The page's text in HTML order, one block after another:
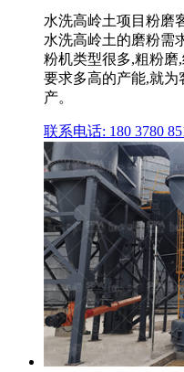
水洗高岭土项目粉磨
水洗高岭土的磨粉需
粉机类型很多,粗粉磨
要求多高的产能,就为
产。
联系电话: 180 3780